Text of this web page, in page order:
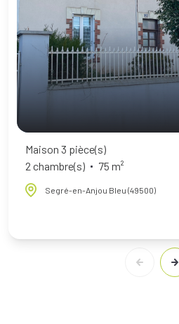
Maison 3 pièce(s)
2 chambre(s)
75 m²
Segré-en-Anjou Bleu (49500)